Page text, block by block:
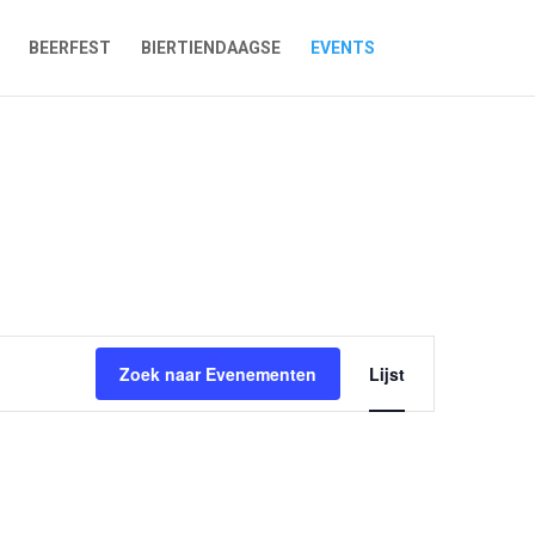
BEERFEST BIERTIENDAAGSE EVENTS
Zoek naar Evenementen
weergaven
Lijst